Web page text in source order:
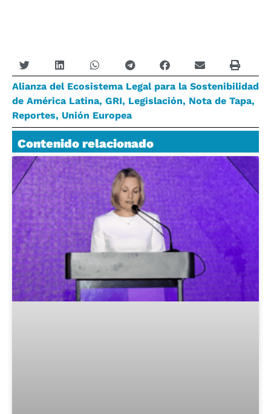
Alianza del Ecosistema Legal para la Sostenibilidad
de América Latina, GRI, Legislación, Nota de Tapa,
Reportes, Unión Europea
Contenido relacionado